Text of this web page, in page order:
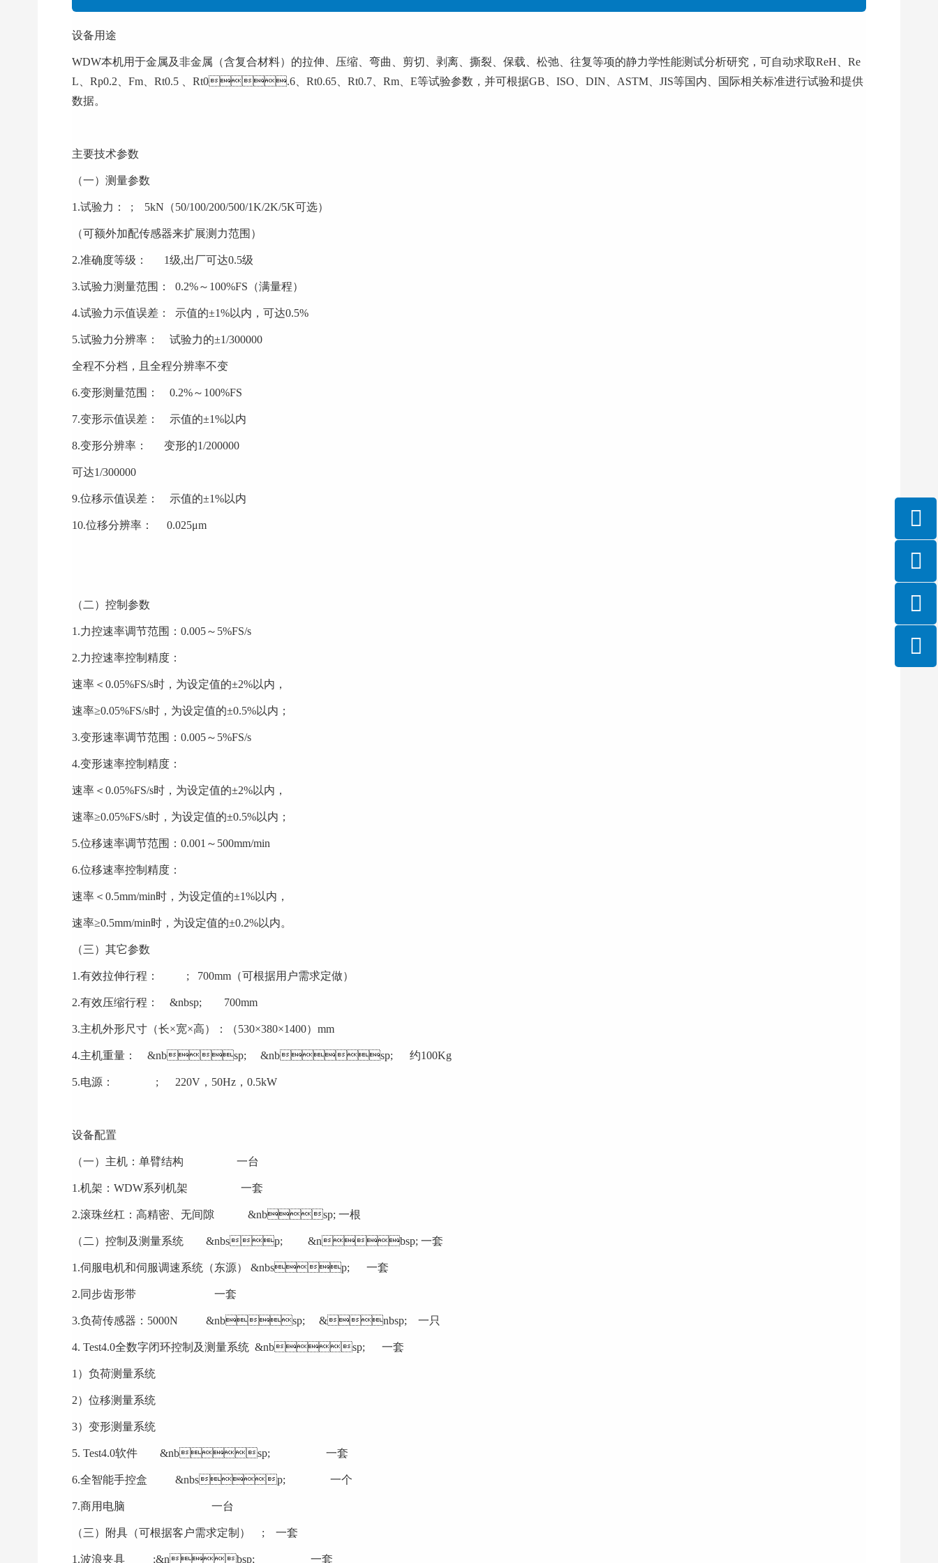
设备用途
WDW本机用于金属及非金属（含复合材料）的拉伸、压缩、弯曲、剪切、剥离、撕裂、保载、松弛、往复等项的静力学性能测试分析研究，可自动求取ReH、Re
L、Rp0.2、Fm、Rt0.5 、Rt0.6、Rt0.65、Rt0.7、Rm、E等试验参数，并可根据GB、ISO、DIN、ASTM、JIS等国内、国际相关标准进行试验和提供
数据。
主要技术参数
（一）测量参数
1.试验力： ; 5kN（50/100/200/500/1K/2K/5K可选）
（可额外加配传感器来扩展测力范围）
2.准确度等级： 1级,出厂可达0.5级
3.试验力测量范围： 0.2%～100%FS（满量程）
4.试验力示值误差： 示值的±1%以内，可达0.5%
5.试验力分辨率： 试验力的±1/300000
全程不分档，且全程分辨率不变
6.变形测量范围： 0.2%～100%FS
7.变形示值误差： 示值的±1%以内
8.变形分辨率： 变形的1/200000
可达1/300000
9.位移示值误差： 示值的±1%以内
10.位移分辨率： 0.025μm
（二）控制参数
1.力控速率调节范围：0.005～5%FS/s
2.力控速率控制精度：
速率＜0.05%FS/s时，为设定值的±2%以内，
速率≥0.05%FS/s时，为设定值的±0.5%以内；
3.变形速率调节范围：0.005～5%FS/s
4.变形速率控制精度：
速率＜0.05%FS/s时，为设定值的±2%以内，
速率≥0.05%FS/s时，为设定值的±0.5%以内；
5.位移速率调节范围：0.001～500mm/min
6.位移速率控制精度：
速率＜0.5mm/min时，为设定值的±1%以内，
速率≥0.5mm/min时，为设定值的±0.2%以内。
（三）其它参数
1.有效拉伸行程：  ; 700mm（可根据用户需求定做）
2.有效压缩行程： &nbsp; 700mm
3.主机外形尺寸（长×宽×高）：（530×380×1400）mm
4.主机重量： &nbsp; &nbsp; 约100Kg
5.电源： ; 220V，50Hz，0.5kW
设备配置
（一）主机：单臂结构  一台
1.机架：WDW系列机架  一套
2.滚珠丝杠：高精密、无间隙 &nbsp; 一根
（二）控制及测量系统 &nbsp; &nbsp; 一套
1.伺服电机和伺服调速系统（东源） &nbsp; 一套
2.同步齿形带  一套
3.负荷传感器：5000N &nbsp; &nbsp; 一只
4. Test4.0全数字闭环控制及测量系统 &nbsp; 一套
1）负荷测量系统
2）位移测量系统
3）变形测量系统
5. Test4.0软件 &nbsp; 一套
6.全智能手控盒 &nbsp; 一个
7.商用电脑 一台
（三）附具（可根据客户需求定制） ; 一套
1.波浪夹具 ;&nbsp; 一套